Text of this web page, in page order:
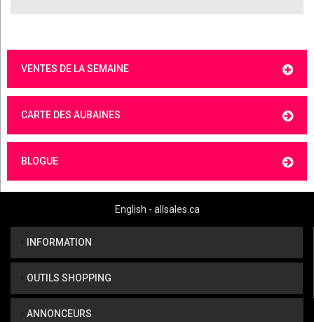
VENTES DE LA SEMAINE
CARTE DES AUBAINES
BLOGUE
English - allsales.ca
INFORMATION
OUTILS SHOPPING
ANNONCEURS